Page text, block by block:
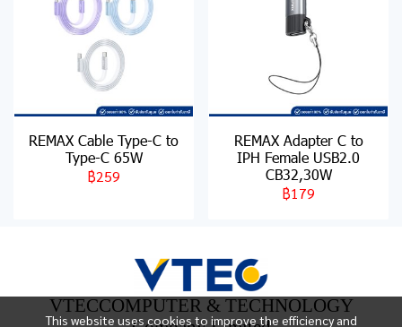
REMAX Cable Type-C to
Type-C 65W
฿259
REMAX Adapter C to
IPH Female USB2.0
CB32,30W
฿179
This website uses cookies to improve the efficiency and
VTECCOMPUTER & TECHNOLOGY